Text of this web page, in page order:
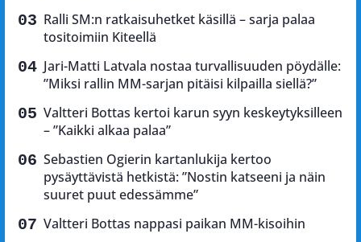
Ralli SM:n ratkaisuhetket käsillä – sarja palaa
tositoimiin Kiteellä
Jari-Matti Latvala nostaa turvallisuuden pöydälle:
”Miksi rallin MM-sarjan pitäisi kilpailla siellä?”
Valtteri Bottas kertoi karun syyn keskeytyksilleen
– ”Kaikki alkaa palaa”
Sebastien Ogierin kartanlukija kertoo
pysäyttävistä hetkistä: ”Nostin katseeni ja näin
suuret puut edessämme”
Valtteri Bottas nappasi paikan MM-kisoihin